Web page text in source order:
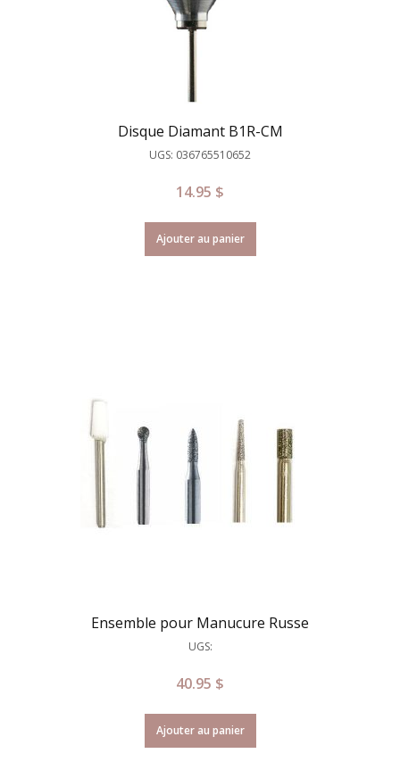
Disque Diamant B1R-CM
UGS: 036765510652
14.95 $
Ajouter au panier
Ensemble pour Manucure Russe
UGS:
40.95 $
Ajouter au panier